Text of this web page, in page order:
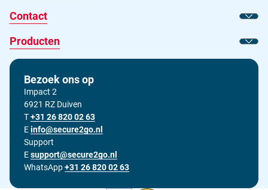
Contact
Toon
Producten
Toon
Bezoek ons op
Impact 2
6921 RZ Duiven
TBel ons op
+31 26 820 02 63
EStuur ons een e-mail op
info@secure2go.nl
Support
EStuur onze support afdeling een e-mail op
support@secure2go.nl
WhatsApp+31 26 820 02 63